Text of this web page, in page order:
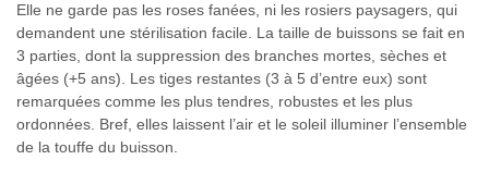
Elle ne garde pas les roses fanées, ni les rosiers paysagers, qui
demandent une stérilisation facile. La taille de buissons se fait en
3 parties, dont la suppression des branches mortes, sèches et
âgées (+5 ans). Les tiges restantes (3 à 5 d’entre eux) sont
remarquées comme les plus tendres, robustes et les plus
ordonnées. Bref, elles laissent l’air et le soleil illuminer l’ensemble
de la touffe du buisson.